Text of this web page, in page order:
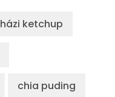
házi ketchup
chia puding